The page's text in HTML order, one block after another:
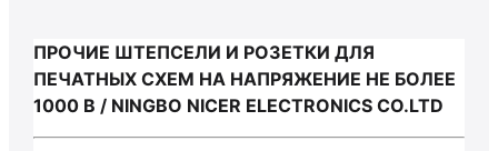
ПРОЧИЕ ШТЕПСЕЛИ И РОЗЕТКИ ДЛЯ
ПЕЧАТНЫХ СХЕМ НА НАПРЯЖЕНИЕ НЕ БОЛЕЕ
1000 В / NINGBO NICER ELECTRONICS CO.LTD